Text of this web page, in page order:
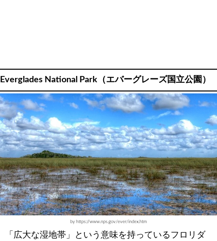
Everglades National Park（エバーグレーズ国立公園）
by https://www.nps.gov/ever/index.htm
「広大な湿地帯」という意味を持っているフロリダ